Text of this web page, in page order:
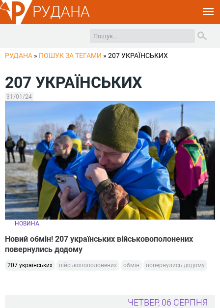
РУДАНА
РУДАНА » ПОШУК ЗА ТЕГАМИ » 207 УКРАЇНСЬКИХ
207 УКРАЇНСЬКИХ
31/01/24
НОВИНА
Новий обмін! 207 українських військовополонених
повернулись додому
207 українських військовополонених обмін повернулись додому
ЧЕТВЕР, 06 СЕРПНЯ